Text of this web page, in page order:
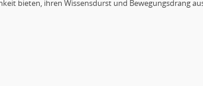
bieten, ihren Wissensdurst und Bewegungsdrang